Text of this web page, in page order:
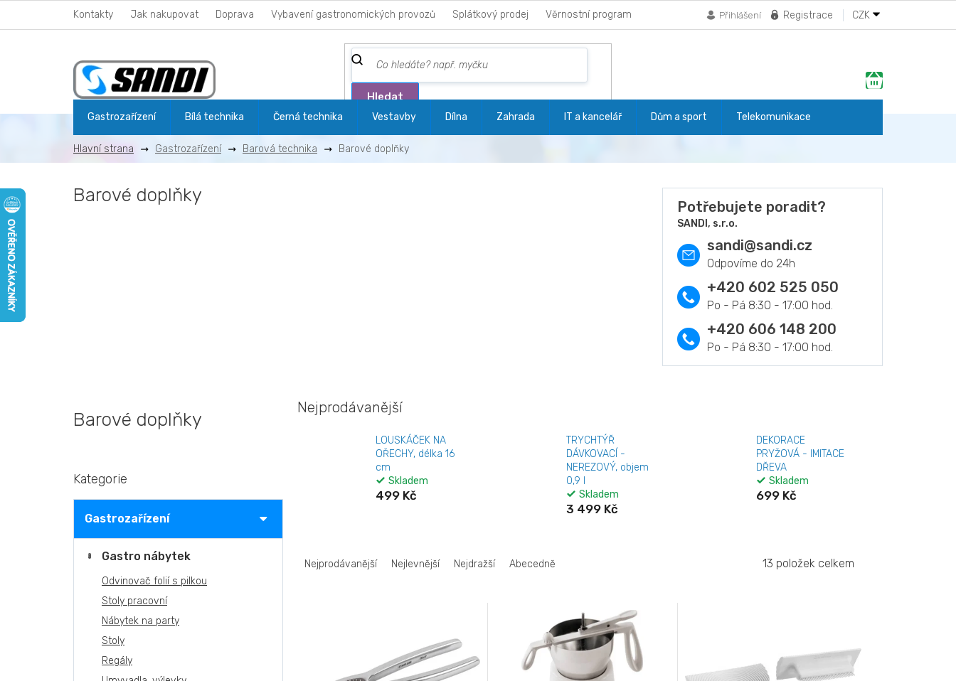
obsah
Kontakty Jak nakupovat Doprava Vybavení gastronomických provozů Splátkový prodej Věrnostní program CZK
Registrace
Přihlášení
Hledat
Nákupní
košík
Gastrozařízení Bílá technika Černá technika Vestavby Dílna Zahrada IT a kancelář Dům a sport Telekomunikace
Gastrozařízení Barová technika Barové doplňky
Barové doplňky
Potřebujete poradit?
SANDI, s.r.o.
sandi@sandi.cz
+420 602 525 050
+420 606 148 200
Barové doplňky
o
s
Přeskočit
Kategorie
Gastrozařízení
Gastro nábytek
Odvinovač folií s pilkou
Stoly pracovní
Nábytek na party
Stoly
Regály
Nejprodávanější
LOUSKÁČEK NA
OŘECHY, délka 16
cm
Skladem
499 Kč
TRYCHTÝŘ
DÁVKOVACÍ -
NEREZOVÝ, objem
0,9 l
Skladem
3 499 Kč
DEKORACE
PRYŽOVÁ - IMITACE
DŘEVA
Skladem
699 Kč
Nejprodávanější Nejlevnější Nejdražší Abecedně 13 položek celkem